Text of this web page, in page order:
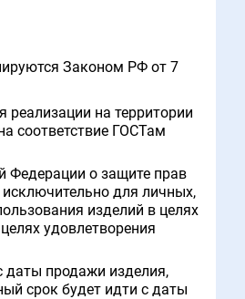
Законом РФ от 7
реализации на территории
соответствие ГОСТам
Федерации о защите прав
для личных,
изделий в целях
удовлетворения
даты продажи изделия,
срок будет идти с даты